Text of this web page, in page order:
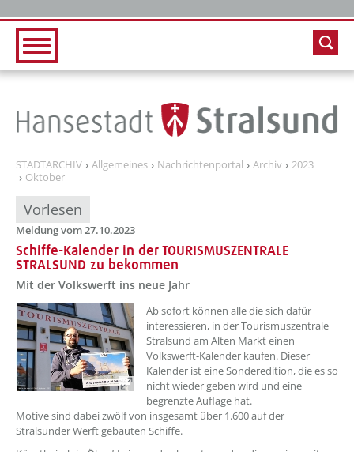
STADTARCHIV Allgemeines Nachrichtenportal Archiv
2023
Oktober
Vorlesen
Meldung vom 27.10.2023
Schiffe-Kalender in der TOURISMUSZENTRALE
STRALSUND zu bekommen
Mit der Volkswerft ins neue Jahr
??? absaetzeOben[1]/titel ???
Ab sofort können alle die sich dafür
interessieren, in der Tourismuszentrale
Stralsund am Alten Markt einen
Volkswerft-Kalender kaufen. Dieser
Kalender ist eine Sonderedition, die es so
nicht wieder geben wird und eine
begrenzte Auflage hat.
Motive sind dabei zwölf von insgesamt über 1.600 auf der
Stralsunder Werft gebauten Schiffe.